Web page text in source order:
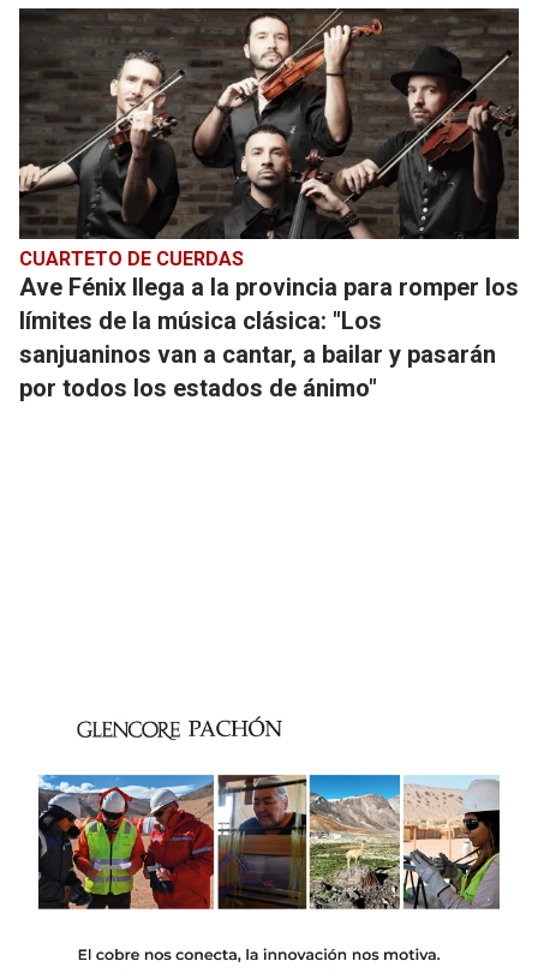
CUARTETO DE CUERDAS
Ave Fénix llega a la provincia para romper los
límites de la música clásica: "Los
sanjuaninos van a cantar, a bailar y pasarán
por todos los estados de ánimo"